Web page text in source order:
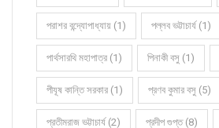
পরাশর বন্দ্যোপাধ্যায় (1) পল্লব ভট্টাচার্য (1)
পার্থসারথি মহাপাত্র (1) পিনাকী বসু (1)
পীযূষ কান্তি সরকার (1) প্রণব কুমার বসু (5)
প্রতীমরাজ ভট্টাচার্য (2) প্রদীপ গুপ্ত (8)